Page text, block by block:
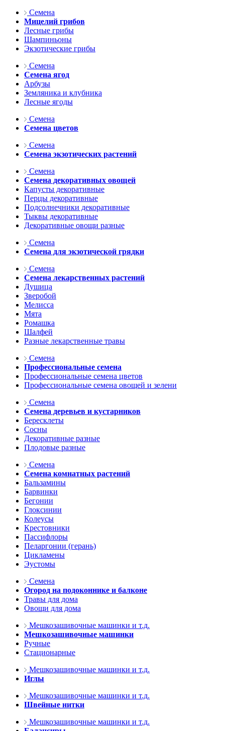
Семена
Мицелий грибов
Лесные грибы
Шампиньоны
Экзотические грибы
Семена
Семена ягод
Арбузы
Земляника и клубника
Лесные ягоды
Семена
Семена цветов
Семена
Семена экзотических растений
Семена
Семена декоративных овощей
Капусты декоративные
Перцы декоративные
Подсолнечники декоративные
Тыквы декоративные
Декоративные овощи разные
Семена
Семена для экзотической грядки
Семена
Семена лекарственных растений
Душица
Зверобой
Мелисса
Мята
Ромашка
Шалфей
Разные лекарственные травы
Семена
Профессиональные семена
Профессиональные семена цветов
Профессиональные семена овощей и зелени
Семена
Семена деревьев и кустарников
Бересклеты
Сосны
Декоративные разные
Плодовые разные
Семена
Семена комнатных растений
Бальзамины
Барвинки
Бегонии
Глоксинии
Колеусы
Крестовники
Пассифлоры
Пеларгонии (герань)
Цикламены
Эустомы
Семена
Огород на подоконнике и балконе
Травы для дома
Овощи для дома
Мешкозашивочные машинки и т.д.
Мешкозашивочные машинки
Ручные
Стационарные
Мешкозашивочные машинки и т.д.
Иглы
Мешкозашивочные машинки и т.д.
Швейные нитки
Мешкозашивочные машинки и т.д.